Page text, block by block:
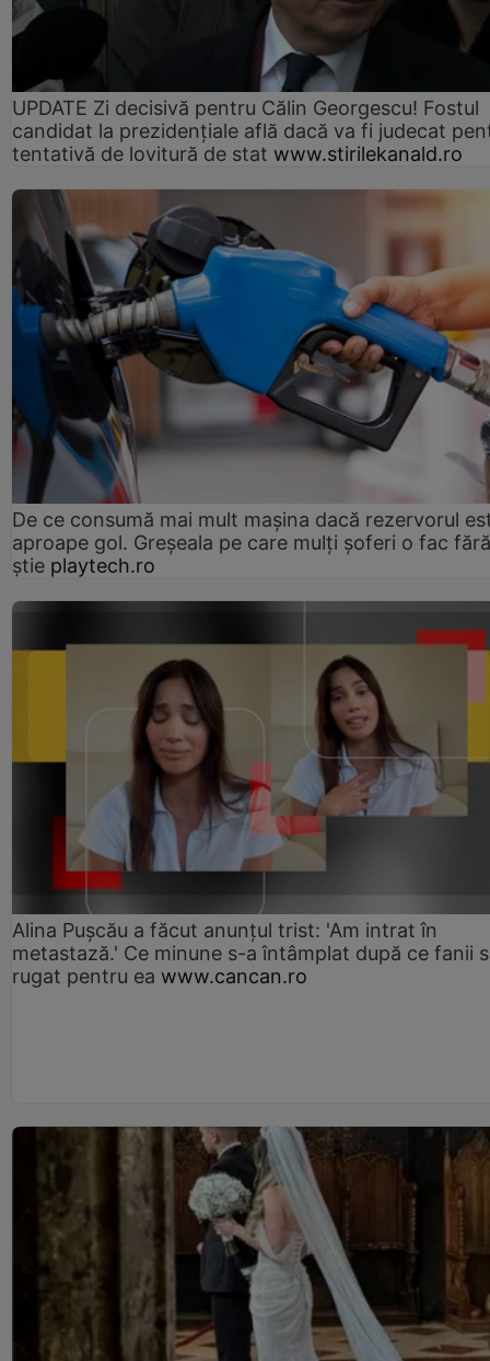
UPDATE Zi decisivă pentru Călin Georgescu! Fostul
candidat la prezidențiale află dacă va fi judecat
tentativă de lovitură de stat www.stirilekanald.ro
De ce consumă mai mult mașina dacă rezervorul
aproape gol. Greșeala pe care mulți șoferi o fac
știe playtech.ro
Alina Pușcău a făcut anunțul trist: 'Am intrat în
metastază.' Ce minune s-a întâmplat după ce fanii
rugat pentru ea www.cancan.ro